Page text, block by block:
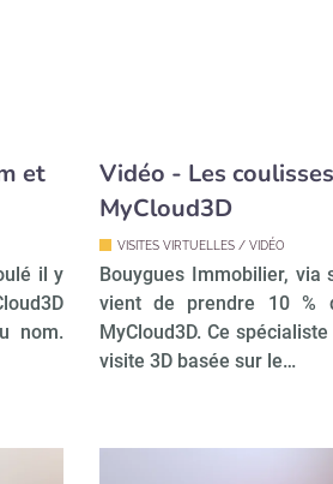
et
il y
nom.
Vidéo - Les
MyCloud3D
VISITES VIRTUELLES / VIDÉO
Bouygues Immobilier, via
vient de prendre 10 %
MyCloud3D. Ce
visite 3D basée sur le…